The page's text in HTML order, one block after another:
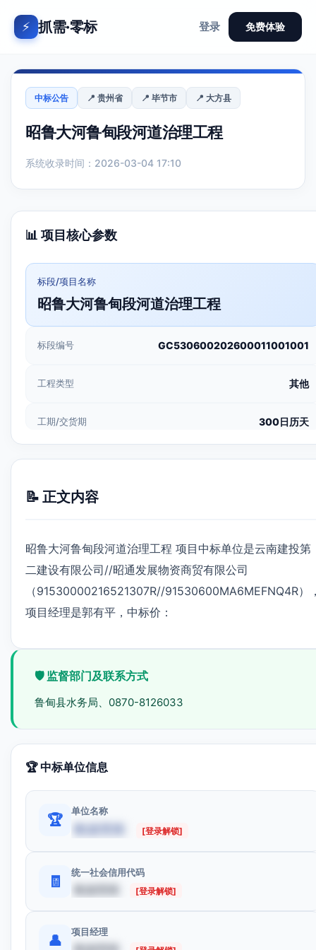
⚡ 抓需·零标 登录 免费体验
中标公告 📍 贵州省 📍 毕节市 📍 大方县
昭鲁大河鲁甸段河道治理工程
系统收录时间：2026-03-04 17:10
📊 项目核心参数
标段/项目名称
昭鲁大河鲁甸段河道治理工程
标段编号 GC530600202600011001001
工程类型 其他
工期/交货期 300日历天
📝 正文内容
昭鲁大河鲁甸段河道治理工程 项目中标单位是云南建投第
二建设有限公司//昭通发展物资商贸有限公司
（91530000216521307R//91530600MA6MEFNQ4R）
项目经理是郭有平，中标价：
🛡️ 监督部门及联系方式
鲁甸县水务局、0870-8126033
🏆 中标单位信息
🏆
单位名称
数据受限 [登录解锁]
🧾
统一社会信用代码
数据受限 [登录解锁]
👤
项目经理